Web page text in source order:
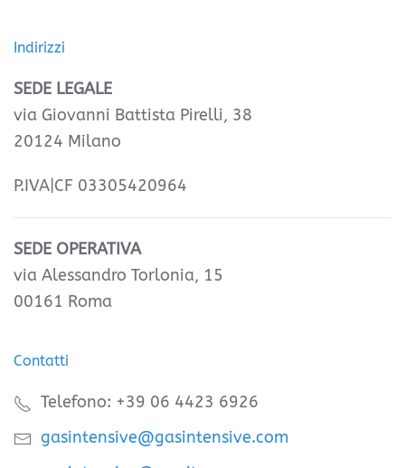
Indirizzi
SEDE LEGALE
via Giovanni Battista Pirelli, 38
20124 Milano
P.IVA|CF 03305420964
SEDE OPERATIVA
via Alessandro Torlonia, 15
00161 Roma
Contatti
Telefono: +39 06 4423 6926
gasintensive@gasintensive.com